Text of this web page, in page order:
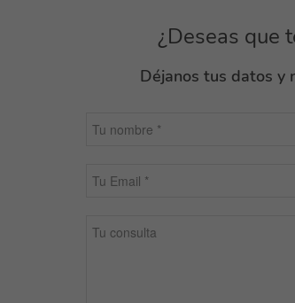
¿Deseas que
Déjanos tus datos y